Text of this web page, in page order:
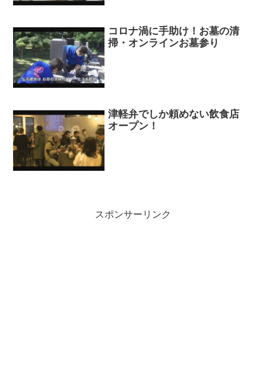
コロナ渦に手助け！お墓の清
掃・オンラインお墓参り
津軽弁でしか頼めない飲食店
オープン！
スポンサーリンク